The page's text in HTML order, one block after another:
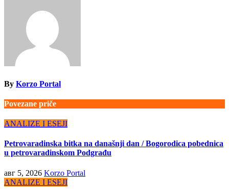
By Korzo Portal
Povezane priče
ANALIZE I ESEJI
Petrovaradinska bitka na današnji dan / Bogorodica pobednica
u petrovaradinskom Podgrađu
авг 5, 2026 Korzo Portal
ANALIZE I ESEJI